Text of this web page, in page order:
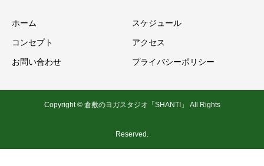
ホーム スケジュール
コンセプト アクセス
お問い合わせ プライバシーポリシー
Copyright © 倉敷のヨガスタジオ「SHANTI」 All Rights
Reserved.